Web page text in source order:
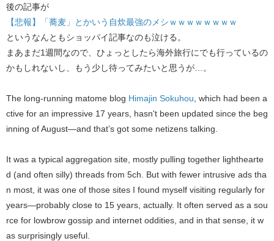
後の記事が
【悲報】「蕎麦」とかいう自炊最強のメシｗｗｗｗｗｗｗｗ
というなんともショッパイ記事なのも泣ける。
まあまだ1週間なので、ひょっとしたら海外旅行にでも行っているの
かもしれないし、もう少し待ってみたいと思うが…。
The long-running matome blog Himajin Sokuhou, which had been a
ctive for an impressive 17 years, hasn't been updated since the beg
inning of August—and that’s got some netizens talking.
It was a typical aggregation site, mostly pulling together lighthearte
d (and often silly) threads from 5ch. But with fewer intrusive ads tha
n most, it was one of those sites I found myself visiting regularly for
years—probably close to 15 years, actually. It often served as a sou
rce for lowbrow gossip and internet oddities, and in that sense, it w
as surprisingly useful.